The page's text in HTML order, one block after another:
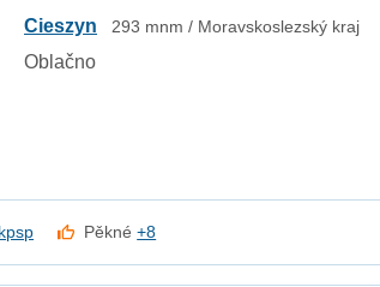
Cieszyn 293 mnm / Moravskoslezský kraj
Oblačno
Pěkné+8